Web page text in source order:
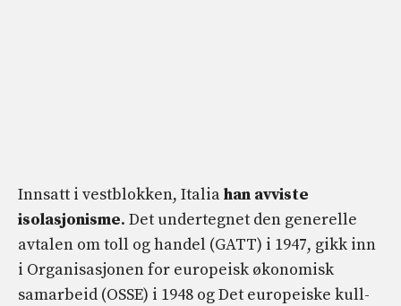
Innsatt i vestblokken, Italiahan avviste
isolasjonisme. Det undertegnet den generelle
avtalen om toll og handel (GATT) i 1947, gikk inn
i Organisasjonen for europeisk økonomisk
samarbeid (OSSE) i 1948 og Det europeiske kull-